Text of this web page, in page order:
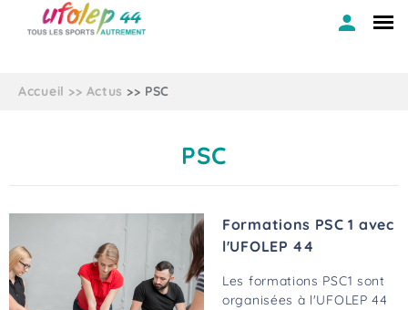
Accueil Actus PSC
PSC
Formations PSC 1 avec
l'UFOLEP 44
Les formations PSC1 sont
organisées à l'UFOLEP 44